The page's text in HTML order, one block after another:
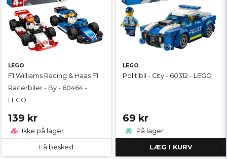
LEGO
F1 Williams Racing & Haas F1
Racerbiler - By - 60464 -
LEGO
139 kr
Ikke på lager
Få besked
LEGO
Politibil - City - 60312 - LEGO
69 kr
På lager
LÆG I KURV